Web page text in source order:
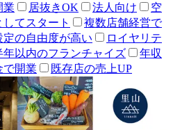
業 居抜きOK 法人向け
空
してスタート
複数店舗経営で
の自由度が高い
ロイヤリテ
以内のフランチャイズ
年収
で開業 既存店の売上UP